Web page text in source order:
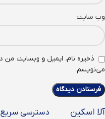
وب‌ سایت
ذخیره نام، ایمیل و وبسایت من
می‌نویسم.
آلا اسکین دسترسی سریع